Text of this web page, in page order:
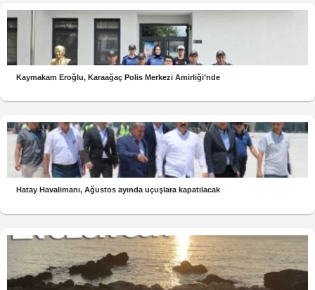
Kaymakam Eroğlu, Karaağaç Polis Merkezi Amirliği’nde
Hatay Havalimanı, Ağustos ayında uçuşlara kapatılacak